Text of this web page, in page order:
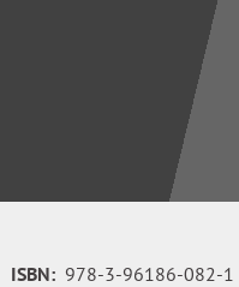
ISBN: 978-3-96186-082-1